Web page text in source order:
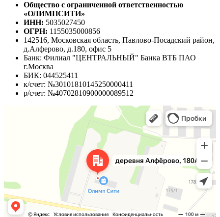
Общество с ограниченной ответственностью
«ОЛИМПСИТИ»
ИНН: 5035027450
ОГРН: 1155035000856
142516, Московская область, Павлово-Посадский район,
д.Алферово, д.180, офис 5
Банк: Филиал "ЦЕНТРАЛЬНЫЙ" Банка ВТБ ПАО
г.Москва
БИК: 044525411
к/счет: №30101810145250000411
р/счет: №40702810900000089512